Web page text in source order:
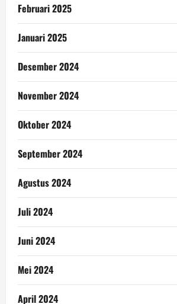
Februari 2025
Januari 2025
Desember 2024
November 2024
Oktober 2024
September 2024
Agustus 2024
Juli 2024
Juni 2024
Mei 2024
April 2024